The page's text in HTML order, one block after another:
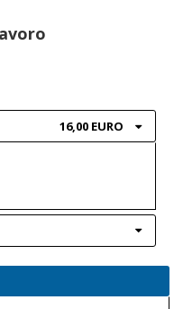
16,00 EURO